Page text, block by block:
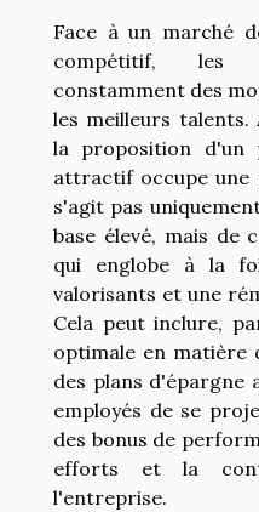
Face à un marché
compétitif, les
constamment des
les meilleurs
la proposition d'un
attractif occupe une
s'agit pas
base élevé, mais de
qui englobe à la
valorisants et une
Cela peut inclure,
optimale en matière
des plans d'épargne
employés de se
des bonus de
efforts et la
l'entreprise.